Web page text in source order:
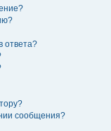
ответа?
сообщения?